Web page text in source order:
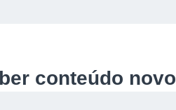
conteúdo novo